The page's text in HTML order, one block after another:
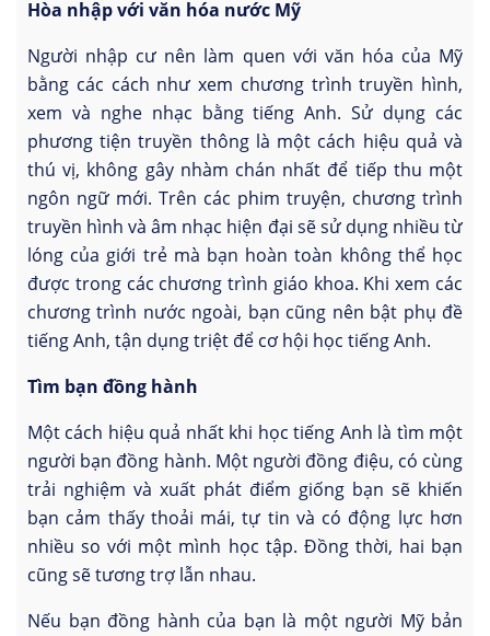
Hòa nhập với văn hóa nước Mỹ
Người nhập cư nên làm quen với văn hóa của Mỹ
bằng các cách như xem chương trình truyền hình,
xem và nghe nhạc bằng tiếng Anh. Sử dụng các
phương tiện truyền thông là một cách hiệu quả và
thú vị, không gây nhàm chán nhất để tiếp thu một
ngôn ngữ mới. Trên các phim truyện, chương trình
truyền hình và âm nhạc hiện đại sẽ sử dụng nhiều từ
lóng của giới trẻ mà bạn hoàn toàn không thể học
được trong các chương trình giáo khoa. Khi xem các
chương trình nước ngoài, bạn cũng nên bật phụ đề
tiếng Anh, tận dụng triệt để cơ hội học tiếng Anh.
Tìm bạn đồng hành
Một cách hiệu quả nhất khi học tiếng Anh là tìm một
người bạn đồng hành. Một người đồng điệu, có cùng
trải nghiệm và xuất phát điểm giống bạn sẽ khiến
bạn cảm thấy thoải mái, tự tin và có động lực hơn
nhiều so với một mình học tập. Đồng thời, hai bạn
cũng sẽ tương trợ lẫn nhau.
Nếu bạn đồng hành của bạn là một người Mỹ bản